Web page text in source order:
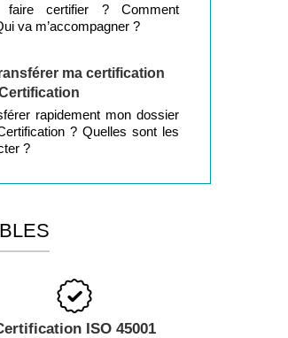
faire certifier ? Comment
va m’accompagner ?
ma certification
rapidement mon dossier
? Quelles sont les
?
ISO 45001